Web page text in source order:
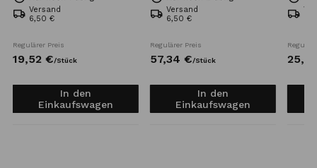
Versand
6,50 €
Regulärer Preis
19,52 €/Stück
In den
Einkaufswagen
Versand
6,50 €
Regulärer Preis
57,34 €/Stück
In den
Einkaufswagen
25,